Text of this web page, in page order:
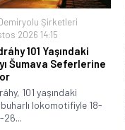
Şirketleri
2026 14:15
101 Yaşındaki
Šumava Seferlerine
101 yaşındaki
lokomotifiyle 18-
26...